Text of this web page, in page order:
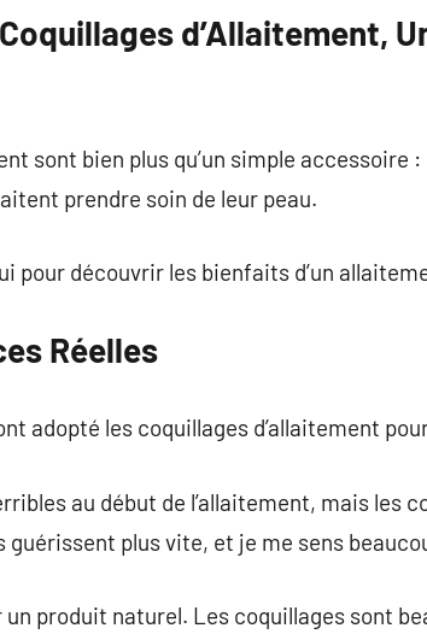
d’Allaitement,
sont bien plus qu’un simple
prendre soin de leur peau.
pour découvrir les bienfaits d’un
Réelles
adopté les coquillages d’allaitement
au début de l’allaitement, mais les
plus vite, et je me sens
un produit naturel. Les coquillages sont